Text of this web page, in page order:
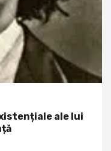
ale lui